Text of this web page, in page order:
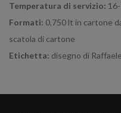
Temperatura di servizio:
Formati: 0,750 lt in cartone
scatola di cartone
Etichetta: disegno di